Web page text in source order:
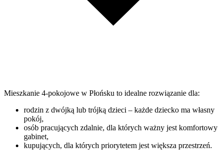
Mieszkanie 4-pokojowe w Płońsku to idealne rozwiązanie dla:
rodzin z dwójką lub trójką dzieci – każde dziecko ma własny
pokój,
osób pracujących zdalnie, dla których ważny jest komfortowy
gabinet,
kupujących, dla których priorytetem jest większa przestrzeń.